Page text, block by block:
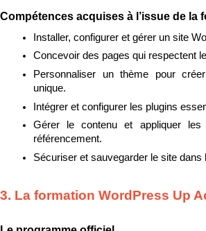
Compétences acquises à l’issue de la
Installer, configurer et gérer un site
Concevoir des pages qui respectent
Personnaliser un thème pour
unique.
Intégrer et configurer les plugins
Gérer le contenu et appliquer les
référencement.
Sécuriser et sauvegarder le site dans
3. La formation WordPress Up